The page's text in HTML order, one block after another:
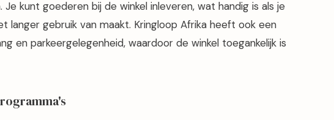
kunt goederen bij de winkel inleveren, wat handig is als je
langer gebruik van maakt. Kringloop Afrika heeft ook een
en parkeergelegenheid, waardoor de winkel toegankelijk is